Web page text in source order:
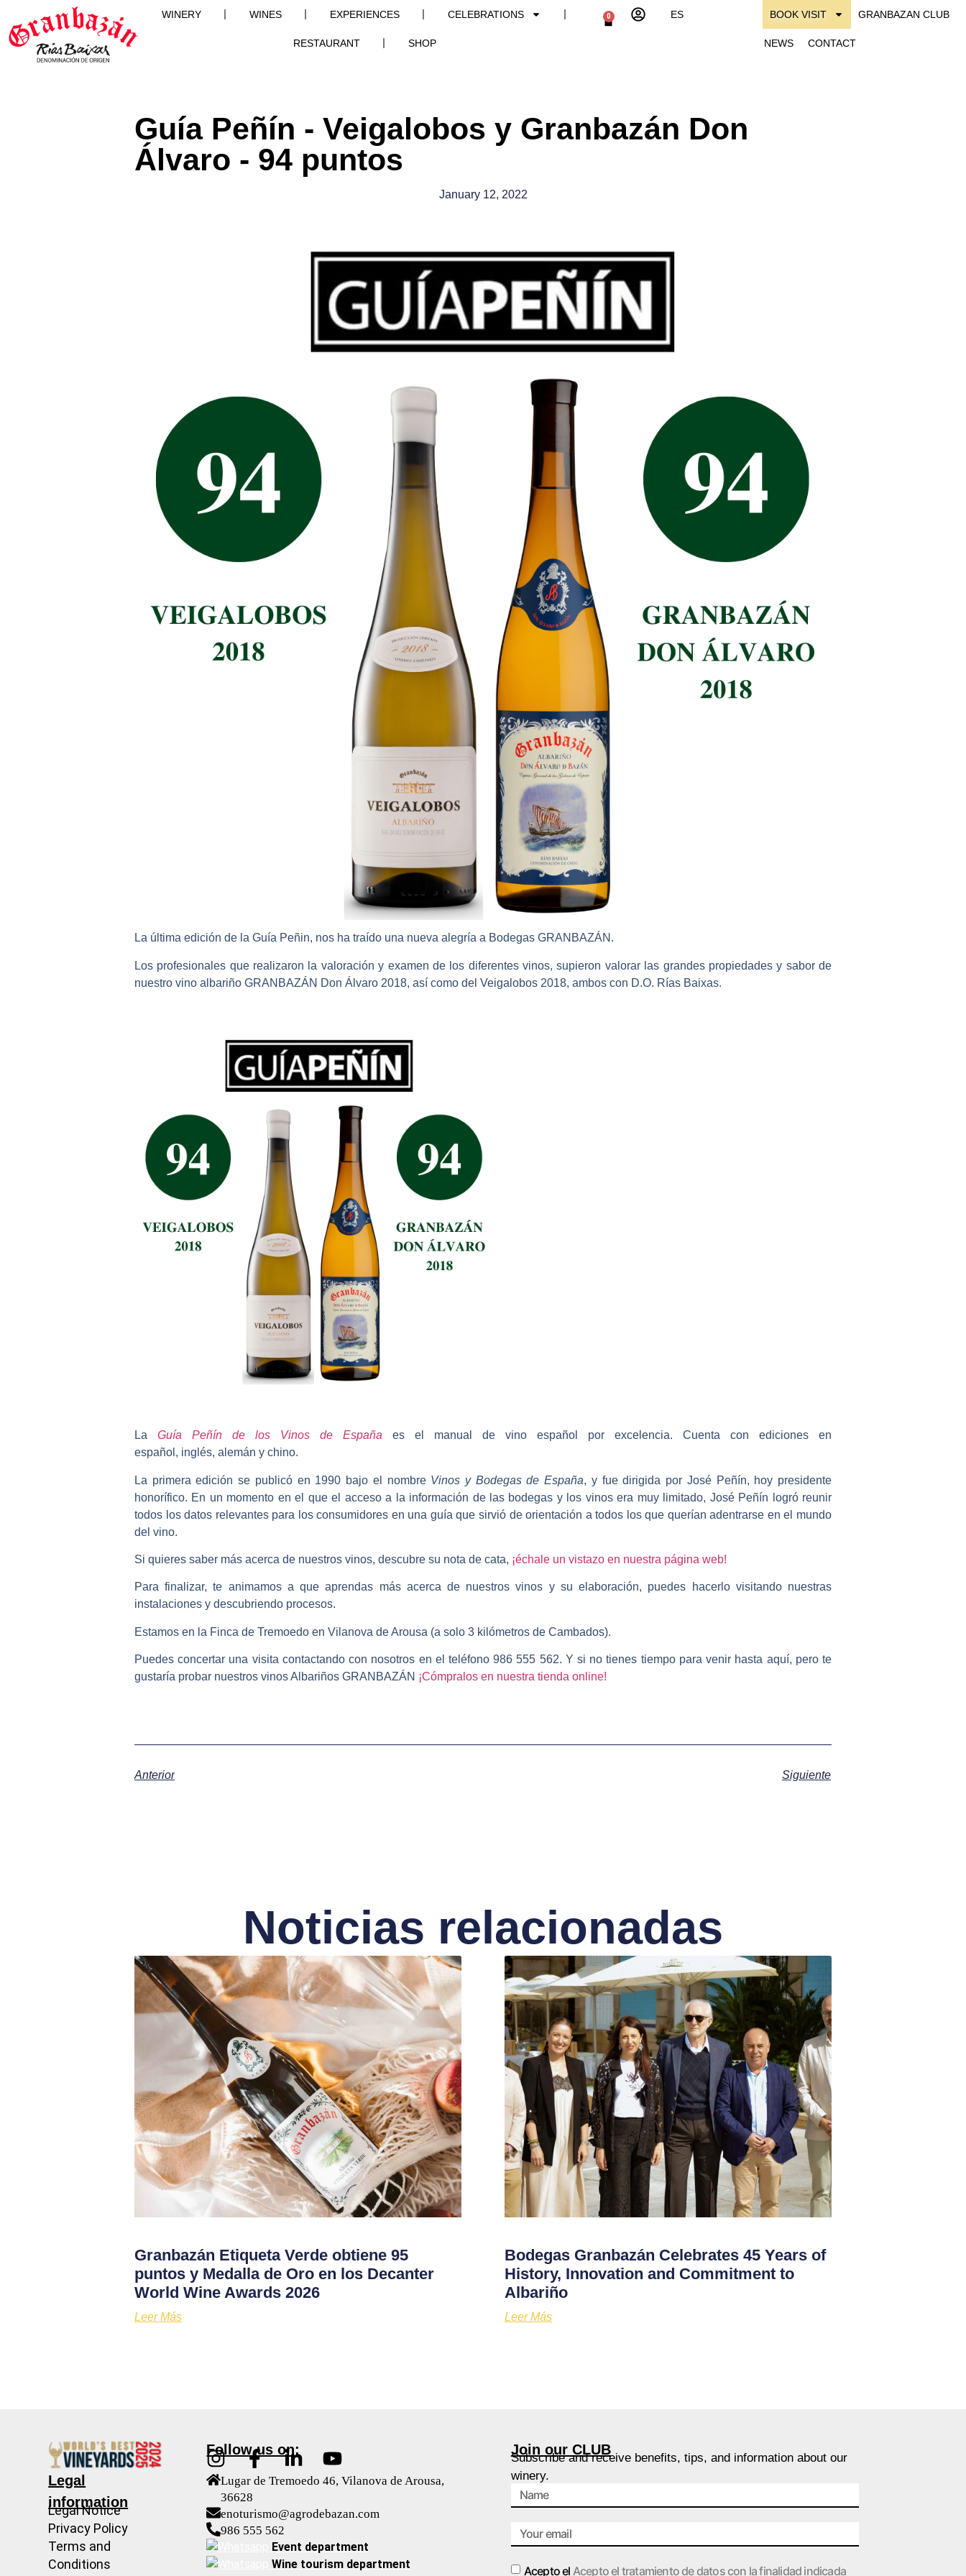
WINERY WINES EXPERIENCES CELEBRATIONS
RESTAURANT SHOP
0 ES BOOK VISIT GRANBAZAN CLUB
NEWS CONTACT
Guía Peñín - Veigalobos y Granbazán Don
Álvaro - 94 puntos
January 12, 2022
La última edición de la Guía Peñin, nos ha traído una nueva alegría a Bodegas GRANBAZÁN .
Los profesionales que realizaron la valoración y examen de los diferentes vinos, supieron valorar las grandes propiedades y sabor de
nuestro vino albariño GRANBAZÁN Don Álvaro 2018, así como del Veigalobos 2018, ambos con D.O. Rías Baixas.
La Guía Peñín de los Vinos de España es el manual de vino español por excelencia. Cuenta con ediciones en
español , inglés, alemán y chino.
La primera edición se publicó en 1990 bajo el nombre Vinos y Bodegas de España, y fue dirigida por José Peñín, hoy presidente
honorífico. En un momento en el que el acceso a la información de las bodegas y los vinos era muy limitado, José Peñín logró reunir
todos los datos relevantes para los consumidores en una guía que sirvió de orientación a todos los que querían adentrarse en el mundo
del vino.
Si quieres saber más acerca de nuestros vinos, descubre su nota de cata, ¡échale un vistazo en nuestra página web!
Para finalizar, te animamos a que aprendas más acerca de nuestros vinos y su elaboración, puedes hacerlo visitando nuestras
instalaciones y descubriendo procesos.
Estamos en la Finca de Tremoedo en Vilanova de Arousa (a solo 3 kilómetros de Cambados).
Puedes concertar una visita contactando con nosotros en el teléfono 986 555 562. Y si no tienes tiempo para venir hasta aquí, pero te
gustaría probar nuestros vinos Albariños GRANBAZÁN ¡Cómpralos en nuestra tienda online!
Anterior Siguiente
Noticias relacionadas
Granbazán Etiqueta Verde obtiene 95
puntos y Medalla de Oro en los Decanter
World Wine Awards 2026
Leer Más
Bodegas Granbazán Celebrates 45 Years of
History, Innovation and Commitment to
Albariño
Leer Más
Legal
information
Legal Notice
Privacy Policy
Terms and
Conditions
Lugar de Tremoedo 46, Vilanova de Arousa,
36628
enoturismo@agrodebazan.com
Follow us on:
986 555 562
Event department
Wine tourism department
Join our CLUB
Subscribe and receive benefits, tips, and information about our
winery.
Acepto el Acepto el tratamiento de datos con la finalidad indicada